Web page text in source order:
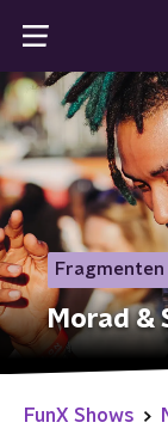
Fragmenten
Morad &
FunX Shows